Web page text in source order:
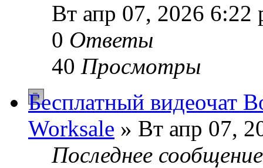
Вт апр 07, 2026 6:22
0 Ответы
40 Просмотры
Бесплатный видеочат
Worksale » Вт апр 07,
Последнее